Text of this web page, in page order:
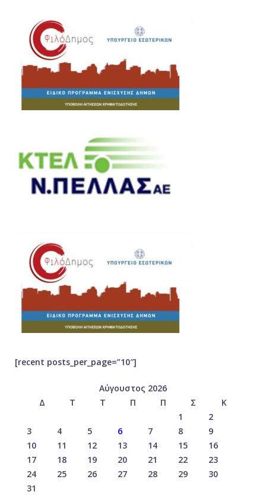
[recent posts_per_page=”10″]
Αύγουστος 2026
Δ
Τ Τ Π Π Σ
Κ
1
2
3
4 5 6 7 8
9
10
11 12 13 14 15
16
17
18 19 20 21 22
23
24
25 26 27 28 29
30
31